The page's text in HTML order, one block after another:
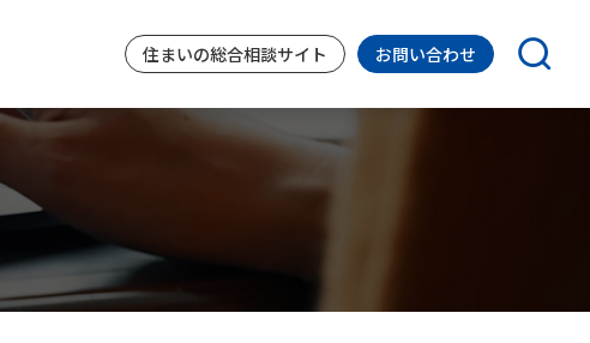
住まいの総合相談サイト お問い合わせ